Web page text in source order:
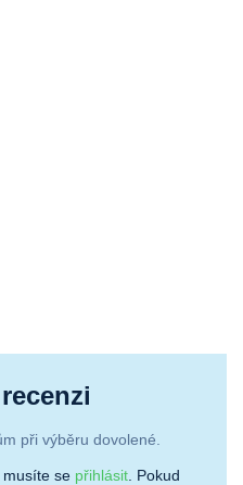
při výběru dovolené.
se přihlásit. Pokud